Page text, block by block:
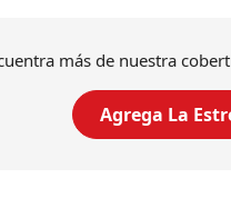
más de nuestra
Agrega La